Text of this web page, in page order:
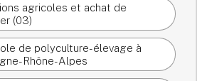
agricoles et achat de
(03)
de polyculture-élevage à
Rhône-Alpes